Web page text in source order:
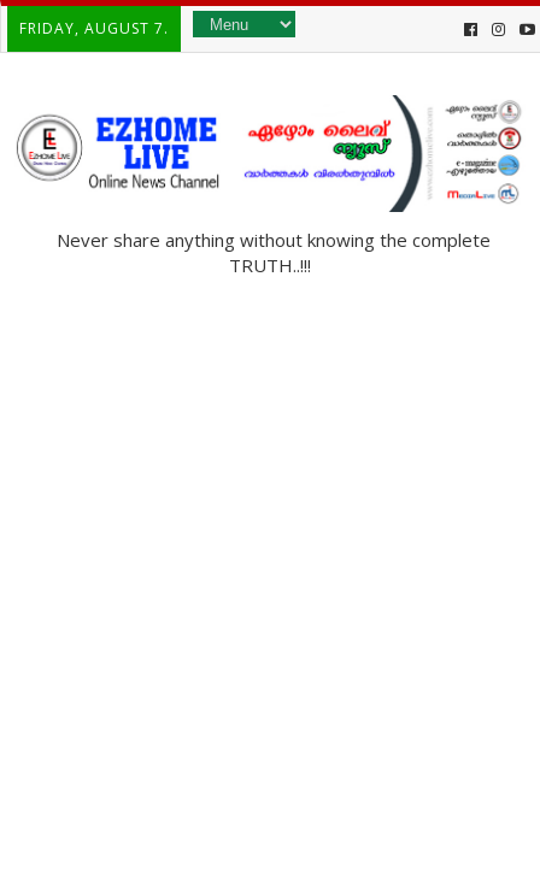
FRIDAY, AUGUST 7.
Never share anything without knowing the complete
TRUTH..!!!